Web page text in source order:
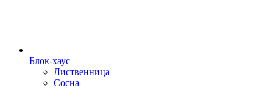
Блок-хаус
Лиственница
Сосна